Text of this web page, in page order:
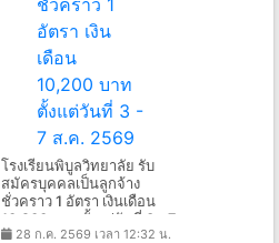
โรงเรียนพิบูลวิทยาลัย รับ
สมัครบุคคลเป็นลูกจ้าง
ชั่วคราว 1 อัตรา เงินเดือน
10,200 บาท ตั้งแต่วันที่ 3 - 7
ส.ค. 2569
28 ก.ค. 2569 เวลา 12:32 น.